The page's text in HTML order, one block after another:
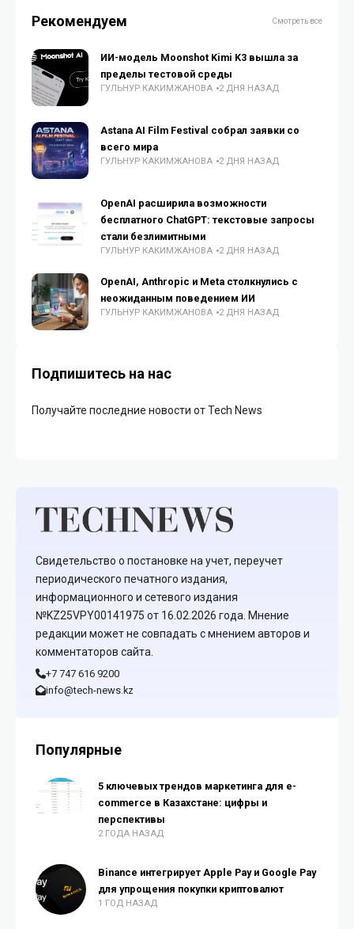
Рекомендуем Смотреть все
ИИ-модель Moonshot Kimi K3 вышла за
пределы тестовой среды
ГУЛЬНУР КАКИМЖАНОВА 2 ДНЯ НАЗАД
Astana AI Film Festival собрал заявки со
всего мира
ГУЛЬНУР КАКИМЖАНОВА 2 ДНЯ НАЗАД
OpenAI расширила возможности
бесплатного ChatGPT: текстовые запросы
стали безлимитными
ГУЛЬНУР КАКИМЖАНОВА 2 ДНЯ НАЗАД
OpenAI, Anthropic и Meta столкнулись с
неожиданным поведением ИИ
ГУЛЬНУР КАКИМЖАНОВА 2 ДНЯ НАЗАД
Подпишитесь на нас
Получайте последние новости от Tech News
Свидетельство о постановке на учет, переучет
периодического печатного издания,
информационного и сетевого издания
№KZ25VPY00141975 от 16.02.2026 года. Мнение
редакции может не совпадать с мнением авторов и
комментаторов сайта.
+7 747 616 9200
info@tech-news.kz
Популярные
5 ключевых трендов маркетинга для e-
commerce в Казахстане: цифры и
перспективы
2 ГОДА НАЗАД
Binance интегрирует Apple Pay и Google Pay
для упрощения покупки криптовалют
1 ГОД НАЗАД